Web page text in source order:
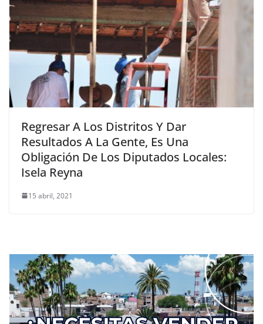
Regresar A Los Distritos Y Dar
Resultados A La Gente, Es Una
Obligación De Los Diputados Locales:
Isela Reyna
15 abril, 2021